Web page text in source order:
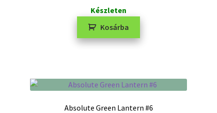
Készleten
Kosárba
Absolute Green Lantern #6